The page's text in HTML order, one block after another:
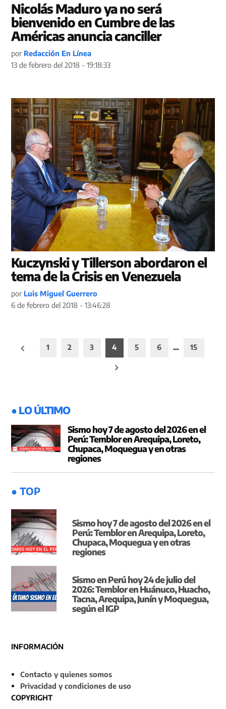
Nicolás Maduro ya no será
bienvenido en Cumbre de las
Américas anuncia canciller
por Redacción En Línea
13 de febrero del 2018 - 19:18:33
Kuczynski y Tillerson abordaron el
tema de la Crisis en Venezuela
por Luis Miguel Guerrero
6 de febrero del 2018 - 13:46:28
Paginación
1 2 3 4 5 6 … 15
● LO ÚLTIMO
Sismo hoy 7 de agosto del 2026 en el
Perú: Temblor en Arequipa, Loreto,
Chupaca, Moquegua y en otras
regiones
● TOP
Sismo hoy 7 de agosto del 2026 en el
Perú: Temblor en Arequipa, Loreto,
Chupaca, Moquegua y en otras
regiones
Sismo en Perú hoy 24 de julio del
2026: Temblor en Huánuco, Huacho,
Tacna, Arequipa, Junín y Moquegua,
según el IGP
INFORMACIÓN
Contacto y quienes somos
Privacidad y condiciones de uso
COPYRIGHT